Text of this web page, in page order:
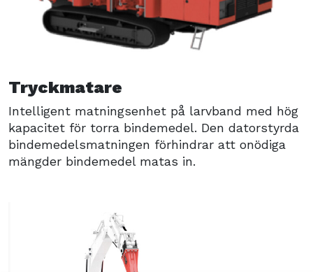
Tryckmatare
Intelligent matningsenhet på larvband med hög
kapacitet för torra bindemedel. Den datorstyrda
bindemedelsmatningen förhindrar att onödiga
mängder bindemedel matas in.